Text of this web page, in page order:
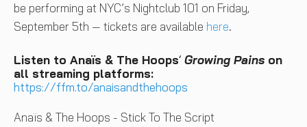
be performing at NYC’s Nightclub 101 on Friday,
September 5th — tickets are available here.
Listen to Anaïs & The Hoops‘ Growing Pains on
all streaming platforms:
https://ffm.to/anaisandthehoops
Anaïs & The Hoops - Stick To The Script